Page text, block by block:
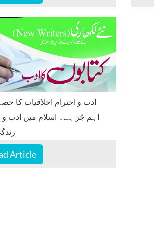
ادب و احترام اخلاقیات کا
اہم جُز ہے۔ اسلام میں ادب
Article